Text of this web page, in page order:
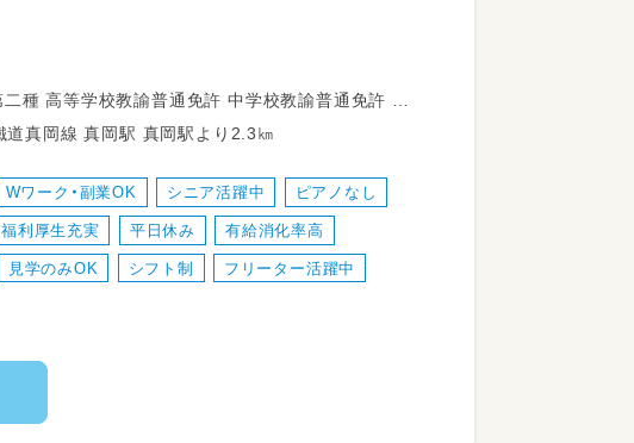
習支援・生活支援等の業務をお任せします。
中のママも多数活躍中！
もサービスの一環として取り組みをしています。
しています。
教諭普通免許 社会福祉士 精神保健福祉士
市熊倉3-39-8 真岡鐵道真岡線 真岡駅 真岡駅より2.3㎞
Wワーク・副業OK シニア活躍中 ピアノなし
福利厚生充実 平日休み 有給消化率高
見学のみOK シフト制 フリーター活躍中